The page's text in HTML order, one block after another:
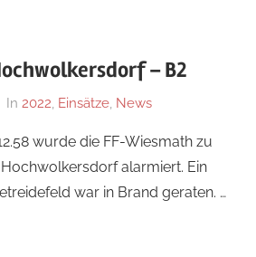
– B2
Von
Nossal
In 2022, Einsätze, News
wurde die FF-Wiesmath zu
alarmiert. Ein
war in Brand geraten. …